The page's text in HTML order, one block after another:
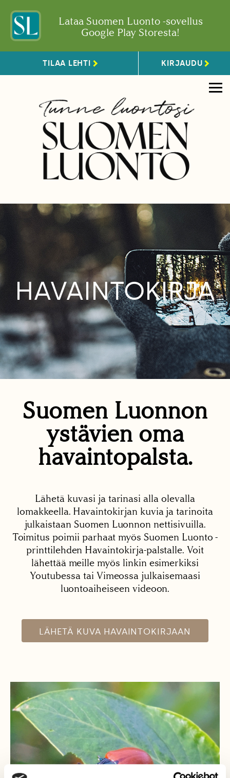
Lataa Suomen Luonto -sovellus
Google Play Storesta!
TILAA LEHTI KIRJAUDU
HAVAINTOKIRJA
Suomen Luonnon
ystävien oma
havaintopalsta.
Lähetä kuvasi ja tarinasi alla olevalla
lomakkeella. Havaintokirjan kuvia ja tarinoita
julkaistaan Suomen Luonnon nettisivuilla.
Toimitus poimii parhaat myös Suomen Luonto -
printtilehden Havaintokirja-palstalle. Voit
lähettää meille myös linkin esimerkiksi
Youtubessa tai Vimeossa julkaisemaasi
luontoaiheiseen videoon.
LÄHETÄ KUVA HAVAINTOKIRJAAN